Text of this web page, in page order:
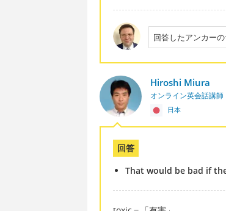
回答したアンカーの
Hiroshi Miura
オンライン英会話講師
日本
回答
That would be bad if